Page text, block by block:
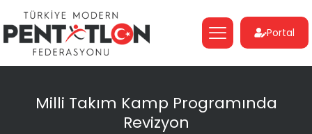
Portal
Milli Takım Kamp Programında
Revizyon